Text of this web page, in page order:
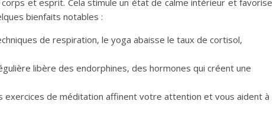
et esprit. Cela stimule un état de calme intérieur et favorise
bienfaits notables :
de respiration, le yoga abaisse le taux de cortisol,
libère des endorphines, des hormones qui créent une
exercices de méditation affinent votre attention et vous aident à